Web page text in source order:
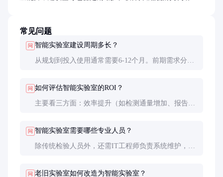
常见问题
问 智能实验室建设周期多长？
从规划到投入使用通常需要6-12个月。前期需求分析
更长时间。
问 如何评估智能实验室的ROI？
主要看三方面：效率提升（如检测通量增加、报告时
般投资回收期在3-5年。
问 智能实验室需要哪些专业人员？
除传统检验人员外，还需IT工程师负责系统维护，数
问 老旧实验室如何改造为智能实验室？